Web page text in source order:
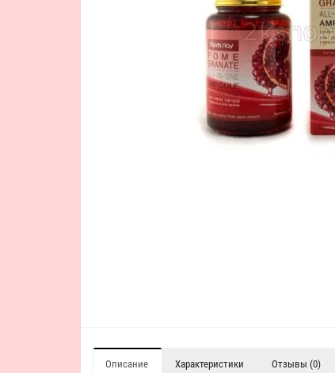
Описание Характеристики Отзывы (0)